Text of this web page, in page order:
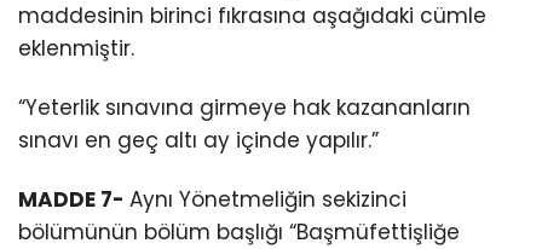
maddesinin birinci fıkrasına aşağıdaki cümle
eklenmiştir.
“Yeterlik sınavına girmeye hak kazananların
sınavı en geç altı ay içinde yapılır.”
MADDE 7- Aynı Yönetmeliğin sekizinci
bölümünün bölüm başlığı “Başmüfettişliğe